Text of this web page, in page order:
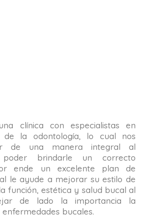
clínica con especialistas en
de la odontología, lo cual nos
de una manera integral al
brindarle un correcto
ende un excelente plan de
le ayude a mejorar su estilo de
función, estética y salud bucal al
de lado la importancia la
bucales.